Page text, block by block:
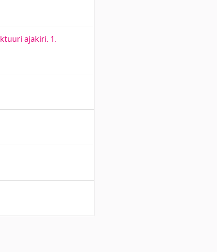
ajakiri. 1.